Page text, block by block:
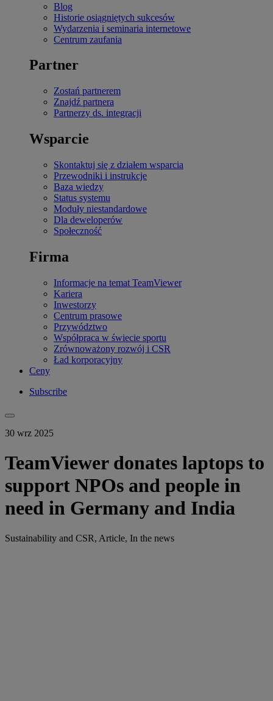
Blog
Historie osiągniętych sukcesów
Wydarzenia i seminaria internetowe
Centrum zaufania
Partner
Zostań partnerem
Znajdź partnera
Partnerzy ds. integracji
Wsparcie
Skontaktuj się z działem wsparcia
Przewodniki i instrukcje
Baza wiedzy
Status systemu
Moduły niestandardowe
Dla deweloperów
Społeczność
Firma
Informacje na temat TeamViewer
Kariera
Inwestorzy
Centrum prasowe
Przywództwo
Współpraca w świecie sportu
Zrównoważony rozwój i CSR
Ład korporacyjny
Ceny
Subscribe
30 wrz 2025
TeamViewer donates laptops to
support NPOs and people in
need in Germany and India
Sustainability and CSR, Article, In the news